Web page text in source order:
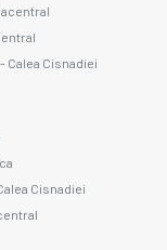
Calea Cisnadiei
Cisnadiei